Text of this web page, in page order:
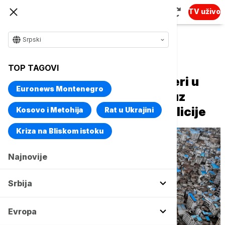
TV uživo
Srpski
TOP TAGOVI
Euronews Montenegro
Kosovo i Metohija Rat u Ukrajini
Kriza na Bliskom istoku
Najnovije
Srbija
Evropa
Nevidljivi ljudi Kine - buldožeri u
tami noći ruše stotine kuća uz
pretnje huligana i ćutanje policije